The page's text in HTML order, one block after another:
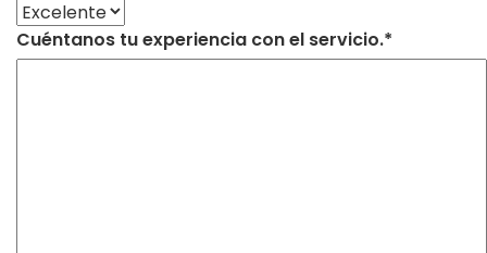
Cuéntanos tu experiencia con el servicio.*